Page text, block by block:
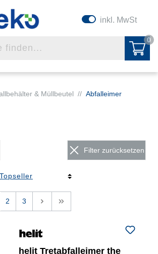
inkl. MwSt
0
& Müllbeutel // Abfalleimer
Filter zurücksetzen
2 3 > >>
helit Tretabfalleimer the